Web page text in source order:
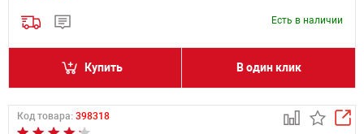
Есть в наличии
Купить В один клик
Код товара: 398318